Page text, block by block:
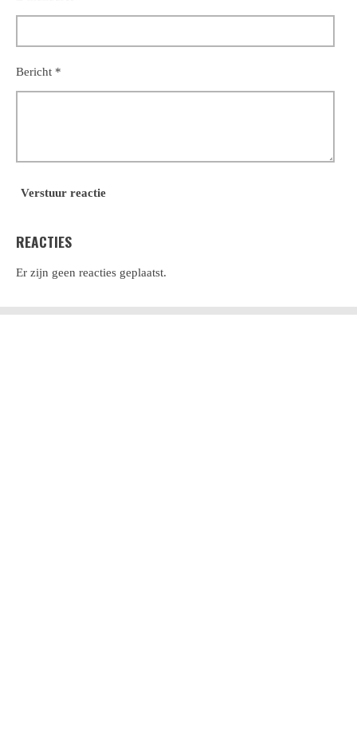
Bericht *
Verstuur reactie
REACTIES
Er zijn geen reacties geplaatst.